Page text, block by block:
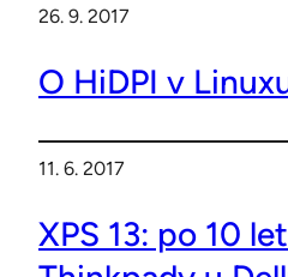
26. 9. 2017
O HiDPI v
11. 6. 2017
XPS 13: po 10